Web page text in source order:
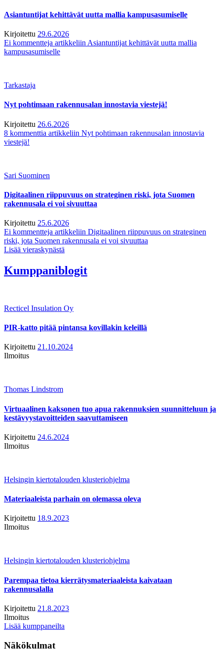
Asiantuntijat kehittävät uutta mallia kampusasumiselle
Kirjoitettu 29.6.2026
Ei kommentteja artikkeliin Asiantuntijat kehittävät uutta mallia
kampusasumiselle
Tarkastaja
Nyt pohtimaan rakennusalan innostavia viestejä!
Kirjoitettu 26.6.2026
8 kommenttia artikkeliin Nyt pohtimaan rakennusalan innostavia
viestejä!
Sari Suominen
Digitaalinen riippuvuus on strateginen riski, jota Suomen
rakennusala ei voi sivuuttaa
Kirjoitettu 25.6.2026
Ei kommentteja artikkeliin Digitaalinen riippuvuus on strateginen
riski, jota Suomen rakennusala ei voi sivuuttaa
Lisää vieraskynästä
Kumppaniblogit
Recticel Insulation Oy
PIR-katto pitää pintansa kovillakin keleillä
Kirjoitettu 21.10.2024
Ilmoitus
Thomas Lindstrom
Virtuaalinen kaksonen tuo apua rakennuksien suunnitteluun ja
kestävyystavoitteiden saavuttamiseen
Kirjoitettu 24.6.2024
Ilmoitus
Helsingin kiertotalouden klusteriohjelma
Materiaaleista parhain on olemassa oleva
Kirjoitettu 18.9.2023
Ilmoitus
Helsingin kiertotalouden klusteriohjelma
Parempaa tietoa kierrätysmateriaaleista kaivataan
rakennusalalla
Kirjoitettu 21.8.2023
Ilmoitus
Lisää kumppaneilta
Näkökulmat